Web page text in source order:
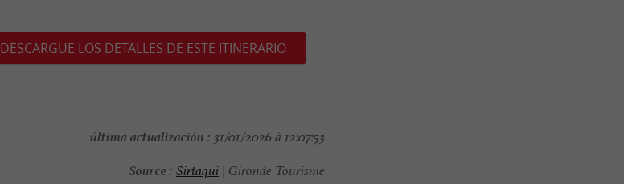
DESCARGUE LOS DETALLES DE ESTE ITINERARIO
última actualización : 31/01/2026 à 12:07:53
Source : Sirtaqui| Gironde Tourisme